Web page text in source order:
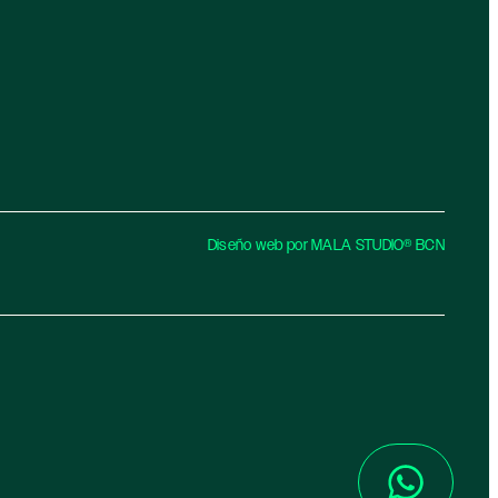
Diseño web por MALA STUDIO® BCN